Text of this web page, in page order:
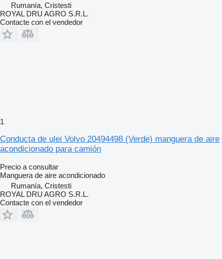
Rumanía, Cristesti
ROYAL DRU AGRO S.R.L.
Contacte con el vendedor
1
Conducta de ulei Volvo 20494498 (Verde) manguera de aire
acondicionado para camión
Precio a consultar
Manguera de aire acondicionado
Rumanía, Cristesti
ROYAL DRU AGRO S.R.L.
Contacte con el vendedor